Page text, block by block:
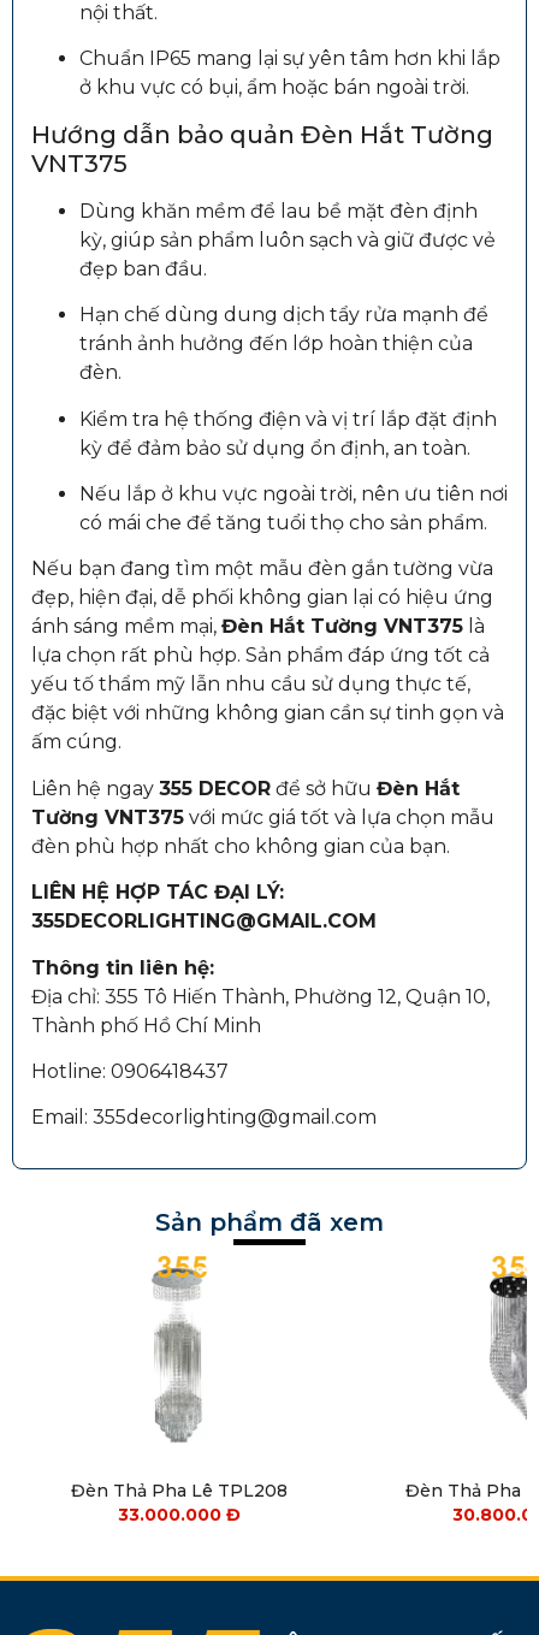
nội thất.
Chuẩn IP65 mang lại sự yên tâm hơn khi lắp
ở khu vực có bụi, ẩm hoặc bán ngoài trời.
Hướng dẫn bảo quản Đèn Hắt Tường
VNT375
Dùng khăn mềm để lau bề mặt đèn định
kỳ, giúp sản phẩm luôn sạch và giữ được vẻ
đẹp ban đầu.
Hạn chế dùng dung dịch tẩy rửa mạnh để
tránh ảnh hưởng đến lớp hoàn thiện của
đèn.
Kiểm tra hệ thống điện và vị trí lắp đặt định
kỳ để đảm bảo sử dụng ổn định, an toàn.
Nếu lắp ở khu vực ngoài trời, nên ưu tiên nơi
có mái che để tăng tuổi thọ cho sản phẩm.
Nếu bạn đang tìm một mẫu đèn gắn tường vừa
đẹp, hiện đại, dễ phối không gian lại có hiệu ứng
ánh sáng mềm mại, Đèn Hắt Tường VNT375 là
lựa chọn rất phù hợp. Sản phẩm đáp ứng tốt cả
yếu tố thẩm mỹ lẫn nhu cầu sử dụng thực tế,
đặc biệt với những không gian cần sự tinh gọn và
ấm cúng.
Liên hệ ngay 355 DECOR để sở hữu Đèn Hắt
Tường VNT375 với mức giá tốt và lựa chọn mẫu
đèn phù hợp nhất cho không gian của bạn.
LIÊN HỆ HỢP TÁC ĐẠI LÝ:
355DECORLIGHTING@GMAIL.COM
Thông tin liên hệ:
Địa chỉ: 355 Tô Hiến Thành, Phường 12, Quận 10,
Thành phố Hồ Chí Minh
Hotline: 0906418437
Email: 355decorlighting@gmail.com
Sản phẩm đã xem
Đèn Thả Pha Lê TPL208
33.000.000Đ
Đèn Thả Pha